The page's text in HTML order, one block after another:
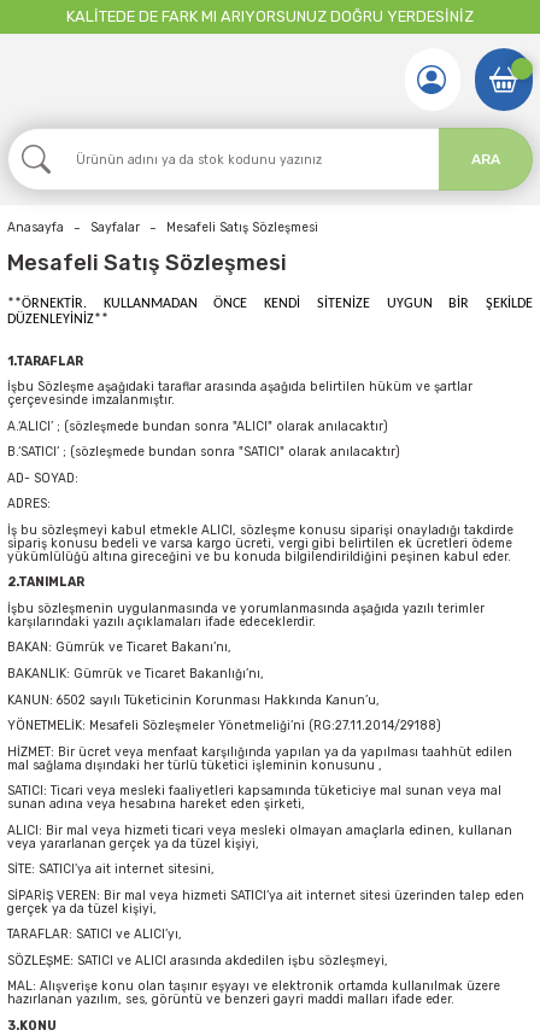
KALİTEDE DE FARK MI ARIYORSUNUZ DOĞRU YERDESİNİZ
ARA
Anasayfa Sayfalar Mesafeli Satış Sözleşmesi
Mesafeli Satış Sözleşmesi
**ÖRNEKTİR. KULLANMADAN ÖNCE KENDİ SİTENİZE UYGUN BİR ŞEKİLDE
DÜZENLEYİNİZ**
1.TARAFLAR
İşbu Sözleşme aşağıdaki taraflar arasında aşağıda belirtilen hüküm ve şartlar
çerçevesinde imzalanmıştır.
A.‘ALICI’ ; (sözleşmede bundan sonra "ALICI" olarak anılacaktır)
B.‘SATICI’ ; (sözleşmede bundan sonra "SATICI" olarak anılacaktır)
AD- SOYAD:
ADRES:
İş bu sözleşmeyi kabul etmekle ALICI, sözleşme konusu siparişi onayladığı takdirde
sipariş konusu bedeli ve varsa kargo ücreti, vergi gibi belirtilen ek ücretleri ödeme
yükümlülüğü altına gireceğini ve bu konuda bilgilendirildiğini peşinen kabul eder.
2.TANIMLAR
İşbu sözleşmenin uygulanmasında ve yorumlanmasında aşağıda yazılı terimler
karşılarındaki yazılı açıklamaları ifade edeceklerdir.
BAKAN: Gümrük ve Ticaret Bakanı’nı,
BAKANLIK: Gümrük ve Ticaret Bakanlığı’nı,
KANUN: 6502 sayılı Tüketicinin Korunması Hakkında Kanun’u,
YÖNETMELİK: Mesafeli Sözleşmeler Yönetmeliği’ni (RG:27.11.2014/29188)
HİZMET: Bir ücret veya menfaat karşılığında yapılan ya da yapılması taahhüt edilen
mal sağlama dışındaki her türlü tüketici işleminin konusunu ,
SATICI: Ticari veya mesleki faaliyetleri kapsamında tüketiciye mal sunan veya mal
sunan adına veya hesabına hareket eden şirketi,
ALICI: Bir mal veya hizmeti ticari veya mesleki olmayan amaçlarla edinen, kullanan
veya yararlanan gerçek ya da tüzel kişiyi,
SİTE: SATICI’ya ait internet sitesini,
SİPARİŞ VEREN: Bir mal veya hizmeti SATICI’ya ait internet sitesi üzerinden talep eden
gerçek ya da tüzel kişiyi,
TARAFLAR: SATICI ve ALICI’yı,
SÖZLEŞME: SATICI ve ALICI arasında akdedilen işbu sözleşmeyi,
MAL: Alışverişe konu olan taşınır eşyayı ve elektronik ortamda kullanılmak üzere
hazırlanan yazılım, ses, görüntü ve benzeri gayri maddi malları ifade eder.
3.KONU